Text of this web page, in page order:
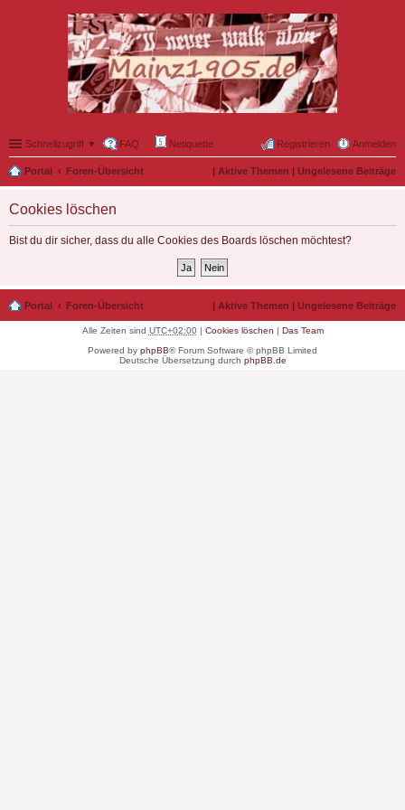
Schnellzugriff ▼ FAQ Netiquette Anmelden
Registrieren
Portal Foren-Übersicht | Aktive Themen | Ungelesene Beiträge
Cookies löschen
Bist du dir sicher, dass du alle Cookies des Boards löschen möchtest?
Portal Foren-Übersicht | Aktive Themen | Ungelesene Beiträge
Alle Zeiten sind UTC+02:00| Cookies löschen | Das Team
Powered by phpBB® Forum Software © phpBB Limited
Deutsche Übersetzung durch phpBB.de